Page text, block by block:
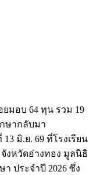
มอบ 64 ทุน รวม 19
ษากลับมา
มิ.ย. 69 ที่โรงเรียน
งหวัดอ่างทอง มูลนิธิ
ประจำปี 2026 ซึ่ง